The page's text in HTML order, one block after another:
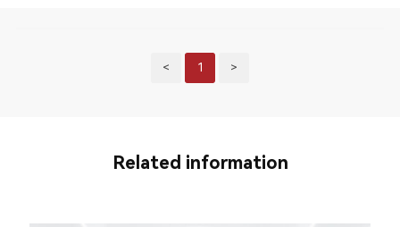
< 1 >
Related information